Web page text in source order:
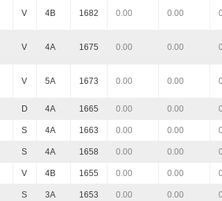
V 4B 1682 0.00 0.00
V 4A 1675 0.00 0.00
V 5A 1673 0.00 0.00
D 4A 1665 0.00 0.00
S 4A 1663 0.00 0.00
S 4A 1658 0.00 0.00
V 4B 1655 0.00 0.00
S 3A 1653 0.00 0.00